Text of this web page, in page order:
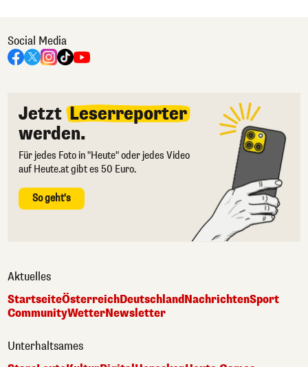
Social Media
Jetzt Leserreporter
werden.
Für jedes Foto in "Heute" oder jedes Video
auf Heute.at gibt es 50 Euro.
So geht's
Aktuelles
StartseiteÖsterreichDeutschlandNachrichtenSport
CommunityWetterNewsletter
Unterhaltsames